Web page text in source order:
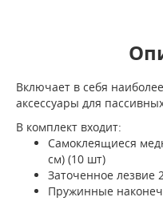
Включает в себя
аксессуары для
В комплект входит:
Самоклеящиеся
см) (10 шт)
Заточенное лезвие
Пружинные